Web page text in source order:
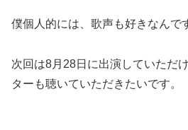
僕個人的には、歌声も好きなんで
次回は8月28日に出演していただ
ターも聴いていただきたいです。